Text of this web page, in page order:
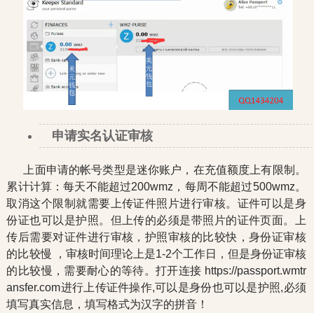
申请实名认证审核
上面申请的帐号类型是迷你账户，在充值额度上有限制。
累计计算：每天不能超过200wmz，每周不能超过500wmz。
取消这个限制就需要上传证件照片进行审核。证件可以是身
份证也可以是护照。但上传的必须是带照片的证件页面。上
传后需要对证件进行审核，护照审核的比较快，身份证审核
的比较慢 ，审核时间理论上是1-2个工作日，但是身份证审核
的比较慢，需要耐心的等待。打开连接 https://passport.wmtr
ansfer.com进行上传证件操作,可以是身份也可以是护照,必须
填写真实信息，填写格式为汉字的拼音！